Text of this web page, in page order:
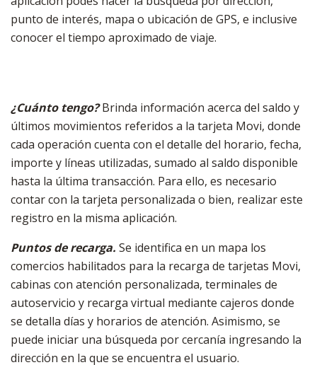
punto de interés, mapa o ubicación de GPS, e inclusive
conocer el tiempo aproximado de viaje.
¿Cuánto tengo?Brinda información acerca del saldo y
últimos movimientos referidos a la tarjeta Movi, donde
cada operación cuenta con el detalle del horario, fecha,
importe y líneas utilizadas, sumado al saldo disponible
hasta la última transacción. Para ello, es necesario
contar con la tarjeta personalizada o bien, realizar este
registro en la misma aplicación.
Puntos de recarga. Se identifica en un mapa los
comercios habilitados para la recarga de tarjetas Movi,
cabinas con atención personalizada, terminales de
autoservicio y recarga virtual mediante cajeros donde
se detalla días y horarios de atención. Asimismo, se
puede iniciar una búsqueda por cercanía ingresando la
dirección en la que se encuentra el usuario.